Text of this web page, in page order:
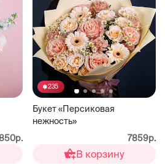
235
Букет «Персиковая
нежность»
7859р.
В корзину